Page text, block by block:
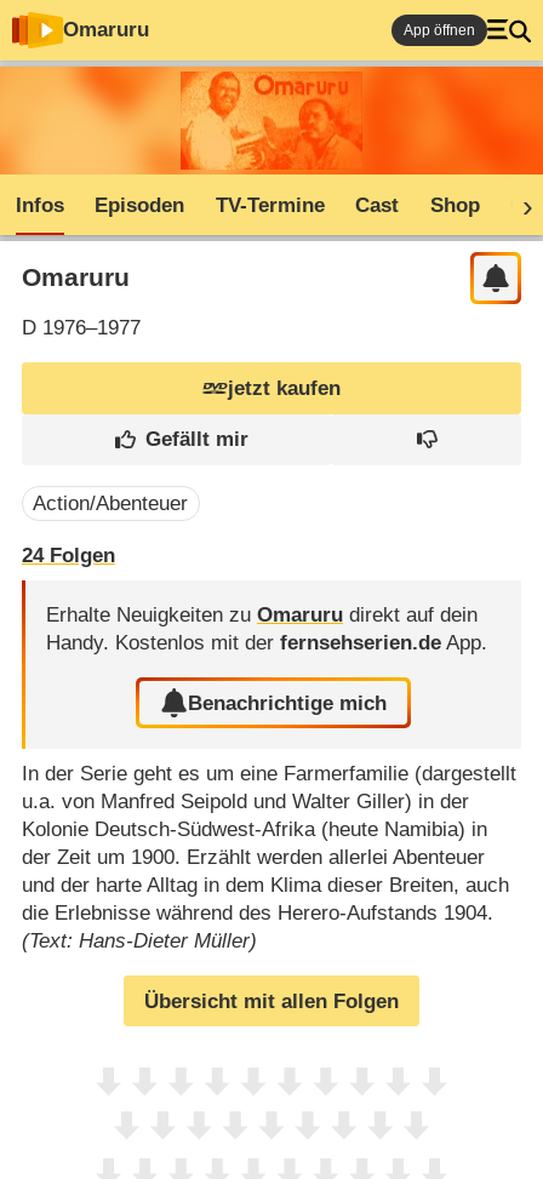
Omaruru App öffnen
Infos Episoden TV-Termine Cast Shop
Omaruru
D1976–1977
jetzt kaufen
Action/Abenteuer
24Folgen
Erhalte Neuigkeiten zu Omarurudirekt auf dein
Handy. Kostenlos mit der fernsehserien.deApp.
Benachrichtige mich
In der Serie geht es um eine Farmerfamilie (dargestellt
u.a. von Manfred Seipold und Walter Giller) in der
Kolonie Deutsch-Südwest-Afrika (heute Namibia) in
der Zeit um 1900. Erzählt werden allerlei Abenteuer
und der harte Alltag in dem Klima dieser Breiten, auch
die Erlebnisse während des Herero-Aufstands 1904.
(Text: Hans-Dieter Müller)
Übersicht mit allen Folgen